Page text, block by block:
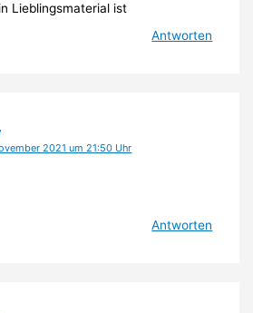
Lieblingsmaterial ist
Antworten
2021 um 21:50 Uhr
Antworten